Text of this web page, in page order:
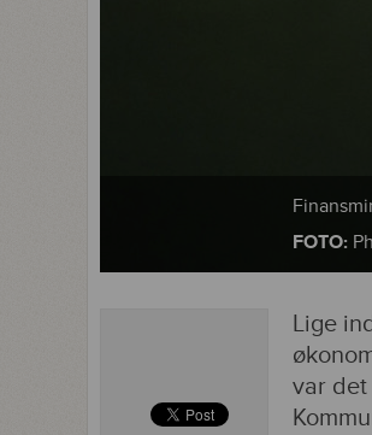
FOTO:
Lige
var